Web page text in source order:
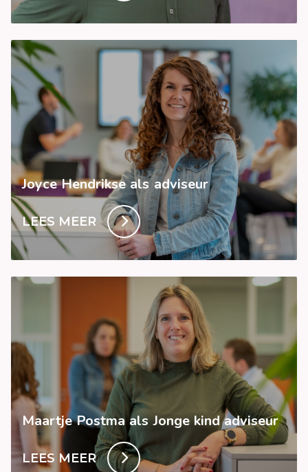
Joyce Hendrikse als adviseur
LEES MEER
Maartje Postma als Jonge kind adviseur
LEES MEER